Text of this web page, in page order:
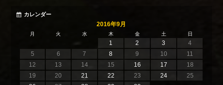
カレンダー
2016年9月
月 火 水 木 金 土 日
1 2 3
4
5
6 7 8 9 10
11
12
13 14 15 16 17
18
19
20 21 22 23 24
25